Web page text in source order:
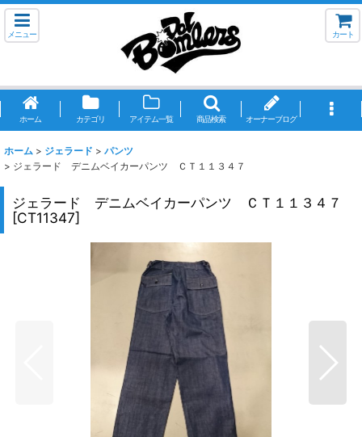
メニュー カート
ホーム カテゴリ アイテム一覧 商品検索 オーナーブログ
ホーム > ジェラード > パンツ
> ジェラード デニムベイカーパンツ ＣＴ１１３４７
ジェラード デニムベイカーパンツ ＣＴ１１３４７
[CT11347]